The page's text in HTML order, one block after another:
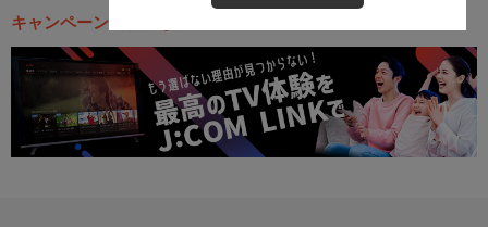
キャンペーン・お得な情報